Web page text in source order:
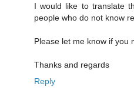
I would like to translate
people who do not know
Please let me know if you
Thanks and regards
Reply